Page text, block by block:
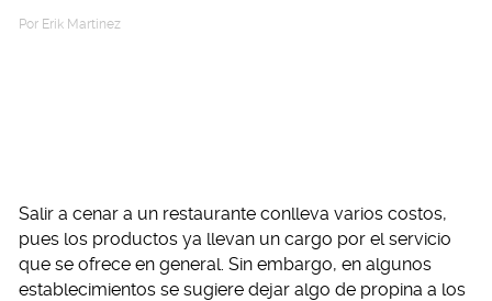
Por Erik Martinez
Salir a cenar a un restaurante conlleva varios costos,
pues los productos ya llevan un cargo por el servicio
que se ofrece en general. Sin embargo, en algunos
establecimientos se sugiere dejar algo de propina a los